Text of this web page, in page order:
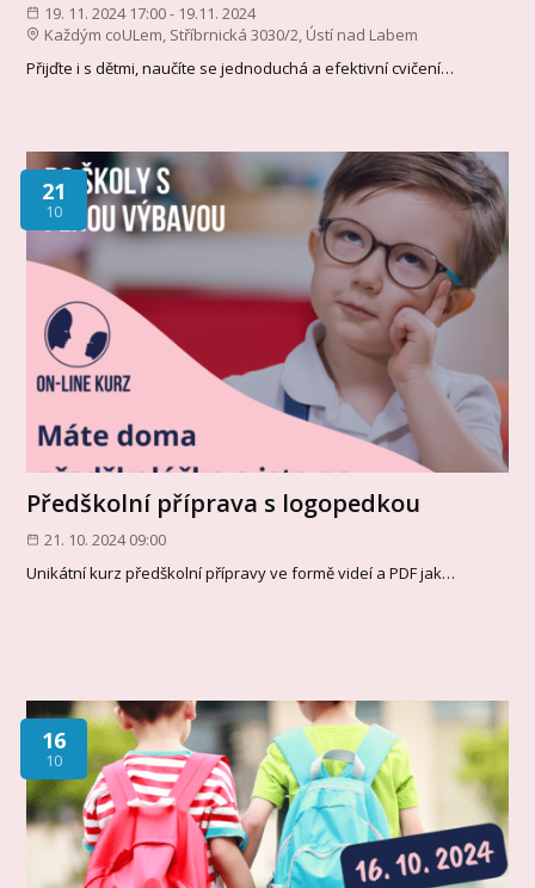
19. 11. 2024 17:00 - 19.11. 2024
Každým coULem, Stříbrnická 3030/2, Ústí nad Labem
Přijďte i s dětmi, naučíte se jednoduchá a efektivní cvičení…
21
10
Předškolní příprava s logopedkou
21. 10. 2024 09:00
Unikátní kurz předškolní přípravy ve formě videí a PDF jak…
16
10